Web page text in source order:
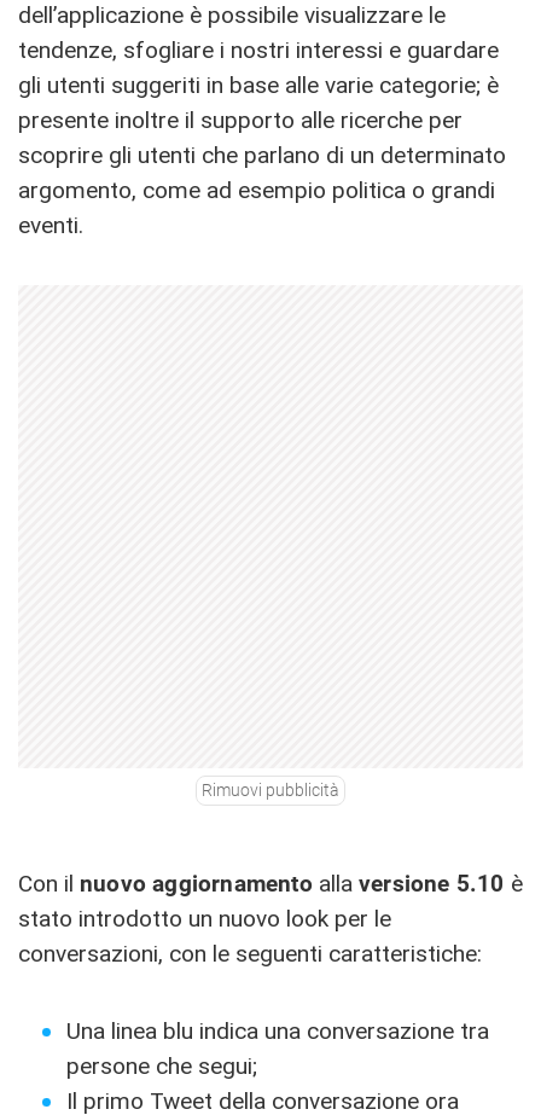
dell’applicazione è possibile visualizzare le
tendenze, sfogliare i nostri interessi e guardare
gli utenti suggeriti in base alle varie categorie; è
presente inoltre il supporto alle ricerche per
scoprire gli utenti che parlano di un determinato
argomento, come ad esempio politica o grandi
eventi.
Rimuovi pubblicità
Con il nuovo aggiornamento alla versione 5.10 è
stato introdotto un nuovo look per le
conversazioni, con le seguenti caratteristiche:
Una linea blu indica una conversazione tra
persone che segui;
Il primo Tweet della conversazione ora